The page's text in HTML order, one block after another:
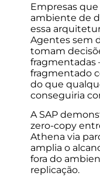
Empresas
ambiente de
essa
Agentes sem
tomam
fragmentadas
fragmentado
do que
conseguiria
A SAP
zero-copy
Athena via
amplia o
fora do
replicação.